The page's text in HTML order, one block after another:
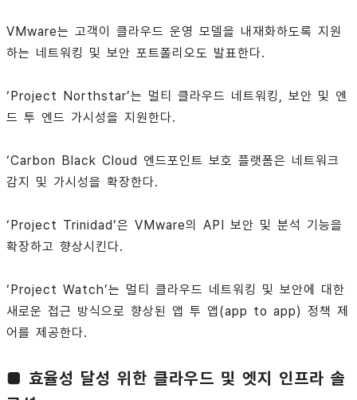
VMware는 고객이 클라우드 운영 모델을 내재화하도록 지원
하는 네트워킹 및 보안 포트폴리오도 발표한다.
‘Project Northstar’는 멀티 클라우드 네트워킹, 보안 및 엔
드 투 엔드 가시성을 지원한다.
‘Carbon Black Cloud 엔드포인트 보호 플랫폼은 네트워크
감지 및 가시성을 확장한다.
‘Project Trinidad’은 VMware의 API 보안 및 분석 기능을
확장하고 향상시킨다.
‘Project Watch’는 멀티 클라우드 네트워킹 및 보안에 대한
새로운 접근 방식으로 향상된 앱 투 앱(app to app) 정책 제
어를 제공한다.
■ 효율성 달성 위한 클라우드 및 엣지 인프라 솔